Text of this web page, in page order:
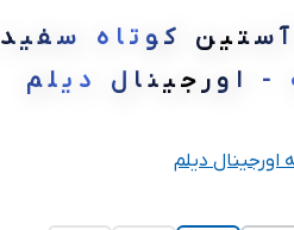
کوتاه سفید
- اورجینال دیلم
اورجینال دیلم